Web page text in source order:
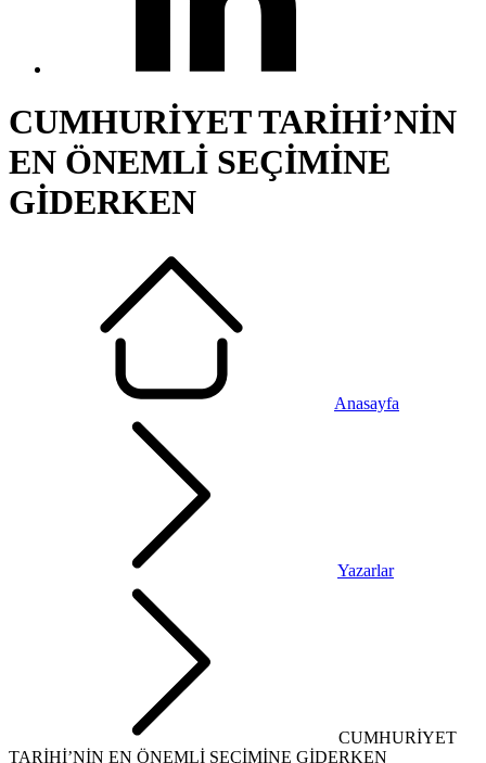
CUMHURİYET TARİHİ’NİN
EN ÖNEMLİ SEÇİMİNE
GİDERKEN
Anasayfa
Yazarlar
CUMHURİYET
TARİHİ’NİN EN ÖNEMLİ SEÇİMİNE GİDERKEN